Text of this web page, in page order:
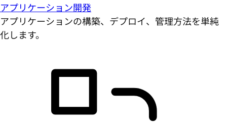
アプリケーション開発
アプリケーションの構築、デプロイ、管理方法を単純
化します。